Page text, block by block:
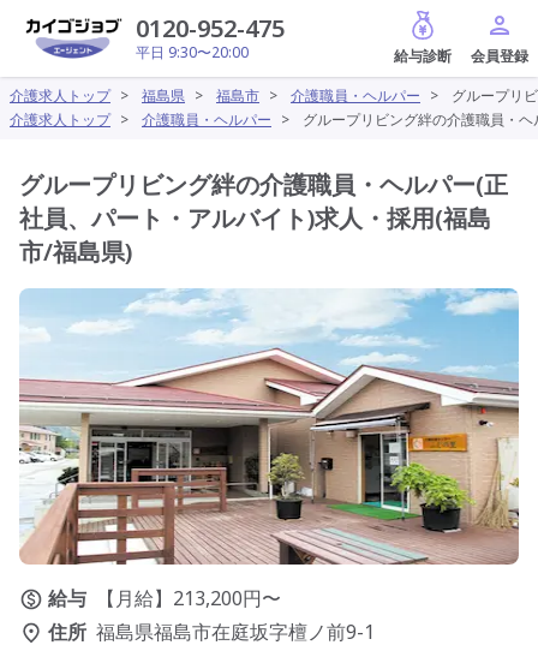
0120-952-475
平日 9:30〜20:00
給与診断
介護求人トップ > 福島県 > 福島市 > 介護職員・ヘルパー >
グループリ
介護求人トップ > 介護職員・ヘルパー > グループリビング絆の介護職員・
グループリビング絆の介護職員・ヘルパー(正
社員、パート・アルバイト)求人・採用(福島
市/福島県)
給与
【月給】213,200円〜
住所 福島県福島市在庭坂字檀ノ前9-1